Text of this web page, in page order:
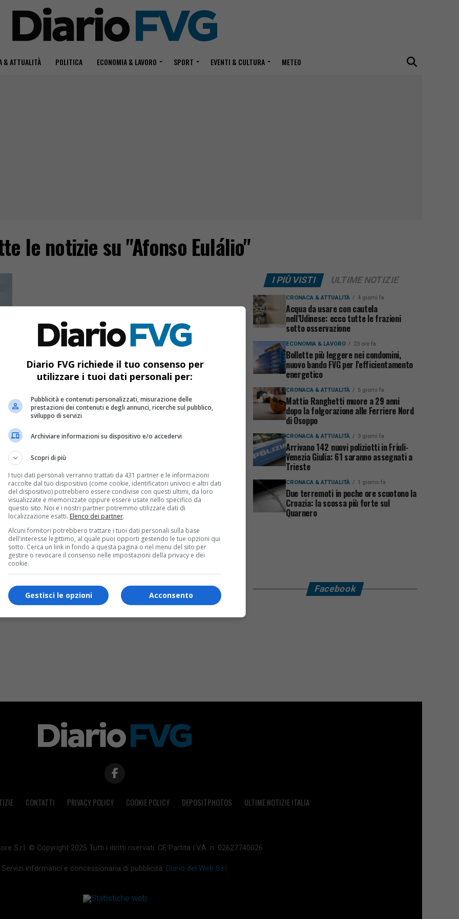
& ATTUALITÀ POLITICA ECONOMIA & LAVORO SPORT EVENTI & CULTURA METEO
le notizie su "Afonso Eulálio"
I PIÙ VISTI ULTIME NOTIZIE
CRONACA & ATTUALITÀ 4 giorni fa
Acqua da usare con cautela
nell’Udinese: ecco tutte le frazioni
sotto osservazione
ECONOMIA & LAVORO 23 ore fa
Bollette più leggere nei condomini,
nuovo bando FVG per l’efficientamento
energetico
CRONACA & ATTUALITÀ 5 giorni fa
Mattia Ranghetti muore a 29 anni
dopo la folgorazione alle Ferriere Nord
di Osoppo
CRONACA & ATTUALITÀ 3 giorni fa
Arrivano 142 nuovi poliziotti in Friuli-
Venezia Giulia: 61 saranno assegnati a
Trieste
CRONACA & ATTUALITÀ 1 giorno fa
Due terremoti in poche ore scuotono la
Croazia: la scossa più forte sul
Quarnero
Facebook
CONTATTI PRIVACY POLICY COOKIE POLICY DEPOSITPHOTOS ULTIME NOTIZIE ITALIA
S.r.l. © Copyright 2025 Tutti i diritti riservati. CF, Partita I.V.A. n. 02627740026
Servizi informatici e concessionaria di pubblicità: Diario del Web S.r.l.
Diario FVG richiede il tuo consenso per
utilizzare i tuoi dati personali per:
Pubblicità e contenuti personalizzati, misurazione delle
prestazioni dei contenuti e degli annunci, ricerche sul pubblico,
sviluppo di servizi
Archiviare informazioni su dispositivo e/o accedervi
Scopri di più
I tuoi dati personali verranno trattati da 431 partner e le informazioni
raccolte dal tuo dispositivo (come cookie, identificatori univoci e altri dati
del dispositivo) potrebbero essere condivise con questi ultimi, da loro
visualizzate e memorizzate oppure essere usate nello specifico da
questo sito. Noi e i nostri partner potremmo utilizzare dati di
localizzazione esatti. Elenco dei partner.
Alcuni fornitori potrebbero trattare i tuoi dati personali sulla base
dell'interesse legittimo, al quale puoi opporti gestendo le tue opzioni qui
sotto. Cerca un link in fondo a questa pagina o nel menu del sito per
gestire o revocare il consenso nelle impostazioni della privacy e dei
cookie.
Acconsento
Gestisci le opzioni